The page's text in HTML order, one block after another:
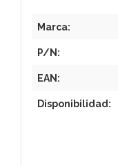
Marca:
P/N:
EAN:
Disponibilidad: